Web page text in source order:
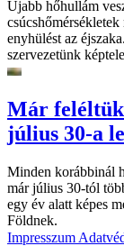
Újabb hőhullám
enyhülést az
szervezetünk
Már
július 30-a
Minden korábbinál
már július 30-tól
egy év alatt képes
Földnek.
Impresszum